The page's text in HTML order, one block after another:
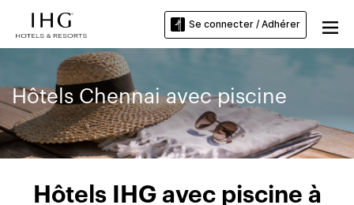
Se connecter / Adhérer
Hôtels Chennai avec piscine
Hôtels IHG avec piscine à